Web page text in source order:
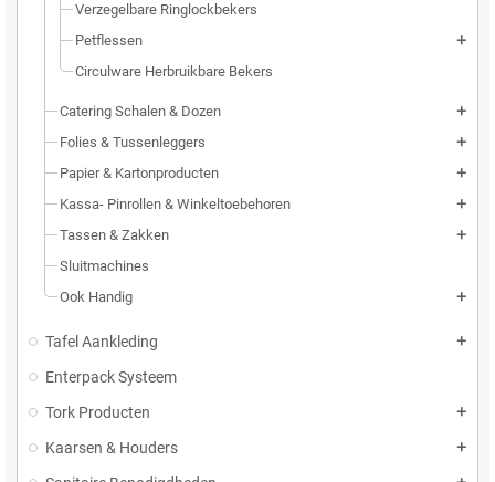
Verzegelbare Ringlockbekers
Petflessen
add
Circulware Herbruikbare Bekers
Catering Schalen & Dozen add
Folies & Tussenleggers add
Papier & Kartonproducten add
Kassa- Pinrollen & Winkeltoebehoren add
Tassen & Zakken add
Sluitmachines
Ook Handig
add
Tafel Aankleding add
Enterpack Systeem
Tork Producten
add
Kaarsen & Houders add